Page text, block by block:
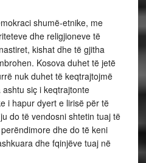
shumë-etnike, me
dhe religjioneve të
kishat dhe të gjitha
Kosova duhet të jetë
nuk duhet të keqtrajtojmë
siç i keqtrajtonte
i hapur dyert e lirisë për të
do të vendosni shtetin tuaj të
dhe do të keni
dhe fqinjëve tuaj në